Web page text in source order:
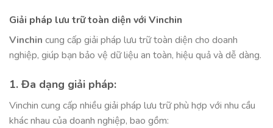
Giải pháp lưu trữ toàn diện với Vinchin
Vinchin cung cấp giải pháp lưu trữ toàn diện cho doanh
nghiệp, giúp bạn bảo vệ dữ liệu an toàn, hiệu quả và dễ dàng.
1. Đa dạng giải pháp:
Vinchin cung cấp nhiều giải pháp lưu trữ phù hợp với nhu cầu
khác nhau của doanh nghiệp, bao gồm: